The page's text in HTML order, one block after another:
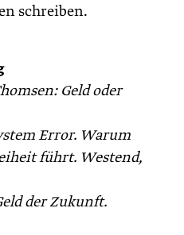
schreiben.
Geld oder
Error. Warum
führt. Westend,
der Zukunft.